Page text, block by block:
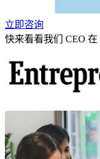
立即咨询
快来看看我们 CEO 在